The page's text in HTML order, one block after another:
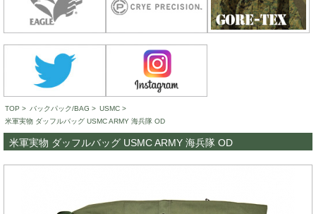
TOP > バックパック/BAG > USMC >
米軍実物 ダッフルバッグ USMC ARMY 海兵隊 OD
米軍実物 ダッフルバッグ USMC ARMY 海兵隊 OD